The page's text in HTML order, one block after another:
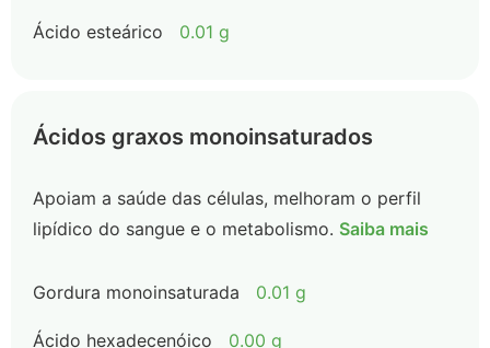
Ácido esteárico 0.01 g
Ácidos graxos monoinsaturados
Apoiam a saúde das células, melhoram o perfil
lipídico do sangue e o metabolismo. Saiba mais
Gordura monoinsaturada 0.01 g
Ácido hexadecenóico 0.00 g